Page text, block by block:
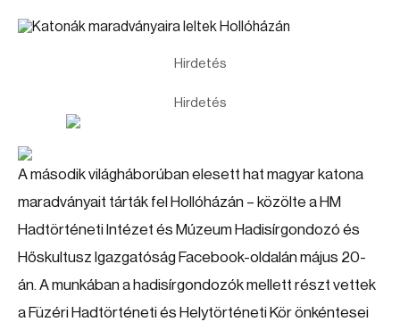
Hirdetés
Hirdetés
A második világháborúban elesett hat magyar katona
maradványait tárták fel Hollóházán – közölte a HM
Hadtörténeti Intézet és Múzeum Hadisírgondozó és
Hőskultusz Igazgatóság Facebook-oldalán május 20-
án. A munkában a hadisírgondozók mellett részt vettek
a Füzéri Hadtörténeti és Helytörténeti Kör önkéntesei